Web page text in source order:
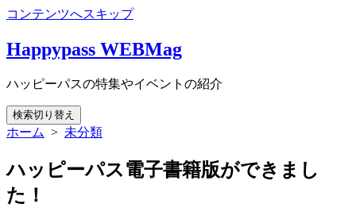
コンテンツへスキップ
Happypass WEBMag
ハッピーパスの特集やイベントの紹介
検索切り替え
ホーム > 未分類
ハッピーパス電子書籍版ができまし
た！